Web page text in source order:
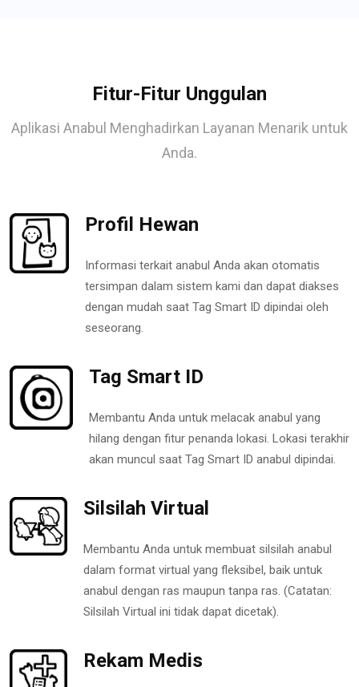
Fitur-Fitur Unggulan
Aplikasi Anabul Menghadirkan Layanan Menarik untuk
Anda.
Profil Hewan
Informasi terkait anabul Anda akan otomatis
tersimpan dalam sistem kami dan dapat diakses
dengan mudah saat Tag Smart ID dipindai oleh
seseorang.
Tag Smart ID
Membantu Anda untuk melacak anabul yang
hilang dengan fitur penanda lokasi. Lokasi terakhir
akan muncul saat Tag Smart ID anabul dipindai.
Silsilah Virtual
Membantu Anda untuk membuat silsilah anabul
dalam format virtual yang fleksibel, baik untuk
anabul dengan ras maupun tanpa ras. (Catatan:
Silsilah Virtual ini tidak dapat dicetak).
Rekam Medis